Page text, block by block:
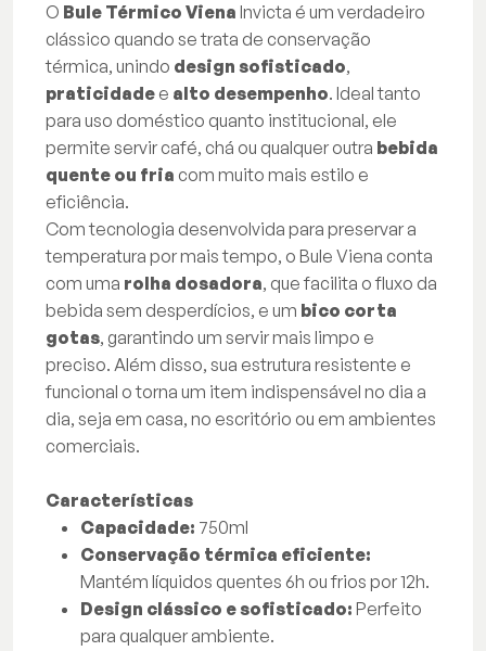
O Bule Térmico Viena Invicta é um verdadeiro
clássico quando se trata de conservação
térmica, unindo design sofisticado,
praticidade e alto desempenho. Ideal tanto
para uso doméstico quanto institucional, ele
permite servir café, chá ou qualquer outra bebida
quente ou fria com muito mais estilo e
eficiência.
Com tecnologia desenvolvida para preservar a
temperatura por mais tempo, o Bule Viena conta
com uma rolha dosadora, que facilita o fluxo da
bebida sem desperdícios, e um bico corta
gotas, garantindo um servir mais limpo e
preciso. Além disso, sua estrutura resistente e
funcional o torna um item indispensável no dia a
dia, seja em casa, no escritório ou em ambientes
comerciais.
Características
Capacidade: 750ml
Conservação térmica eficiente:
Mantém líquidos quentes 6h ou frios por 12h.
Design clássico e sofisticado: Perfeito
para qualquer ambiente.